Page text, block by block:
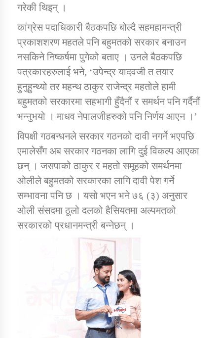
तातोपानी गाउँपालिका जुम्लाको सूचना
गरेकी थिइन् ।
कांग्रेस पदाधिकारी बैठकपछि बोल्दै सहमहामन्त्री
प्रकाशशरण महतले पनि बहुमतको सरकार बनाउन
नसकिने निष्कर्षमा पुगेको बताए । उनले बैठकपछि
पत्रकारहरुलाई भने, ‘उपेन्द्र यादवजी त तयार
हुनुहुन्थ्यो तर महन्थ ठाकुर राजेन्द्र महतोले हामी
बहुमतको सरकारमा सहभागी हुँदैनौं र समर्थन पनि गर्दैनौं
भन्नुभयो । माधव नेपालजीहरुको पनि निर्णय आएन ।’
विपक्षी गठबन्धनले सरकार गठनको दावी नगर्ने भएपछि
एमालेसँग अब सरकार गठनका लागि दुई विकल्प आएका
छन् । जसपाको ठाकुर र महतो समूहको समर्थनमा
ओलीले बहुमतको सरकारका लागि दावी पेश गर्ने
सम्भावना पनि छ । यसो भएन भने ७६ (३) अनुसार
ओली संसदमा ठूलो दलको हैसियतमा अल्पमतको
सरकारको प्रधानमन्त्री बन्नेछन् ।